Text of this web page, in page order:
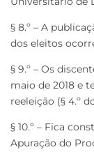
§ 8.º – A
dos eleitos
§ 9.º – Os
maio de 2018 e
reeleição (§ 4.º
§ 10.º – Fica
Apuração do